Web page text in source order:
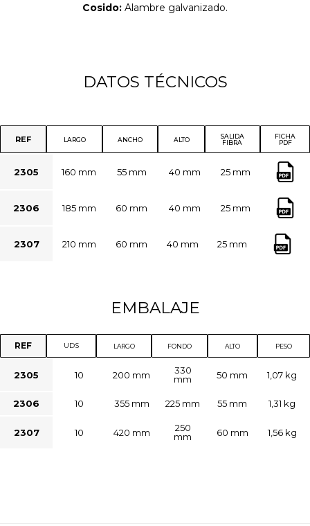
Cosido: Alambre galvanizado.
DATOS TÉCNICOS
REF LARGO ANCHO ALTO
SALIDA
FIBRA
FICHA
PDF
2305 160 mm 55 mm 40 mm 25 mm
2306 185 mm 60 mm 40 mm 25 mm
2307 210 mm 60 mm 40 mm 25 mm
EMBALAJE
REF UDS LARGO FONDO ALTO PESO
2305 10 200 mm
330
mm
50 mm 1,07 kg
2306 10 355 mm 225 mm 55 mm 1,31 kg
2307 10 420 mm
250
mm
60 mm 1,56 kg